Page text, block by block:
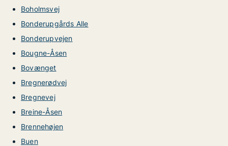
Boholmsvej
Bonderupgårds Alle
Bonderupvejen
Bougne-Åsen
Bovænget
Bregnerødvej
Bregnevej
Breine-Åsen
Brennehøjen
Buen